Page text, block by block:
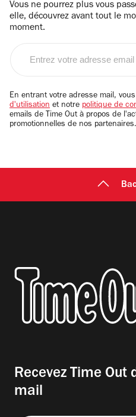
Vous ne pourrez plus vous
elle, découvrez avant tout le
moment.
email
En entrant votre adresse mail,
d'utilisation et notre politique de
emails de Time Out à propos de
promotionnelles de nos partenaires.
Recevez Time Out
mail